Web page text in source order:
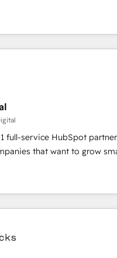
Design Agency of the Year
HubSpot Impact Award
Performance Award 🏆2014
🏆2013 HubSpot
in 1997
— to streamline operations,
the full potential of
and industry expertise,
and AI innovation
implementations •
Marketing & Content Hubs •
predictive automation, and
+ HubSpot
driven sales enablement •
development • ERP
from any platform •
portals built on HubSpot •
and more Experience
reach out to see how AI +
full-service HubSpot
that want to grow
onboarding, to training, from
website to lead
we do it all (and with
websites, custom